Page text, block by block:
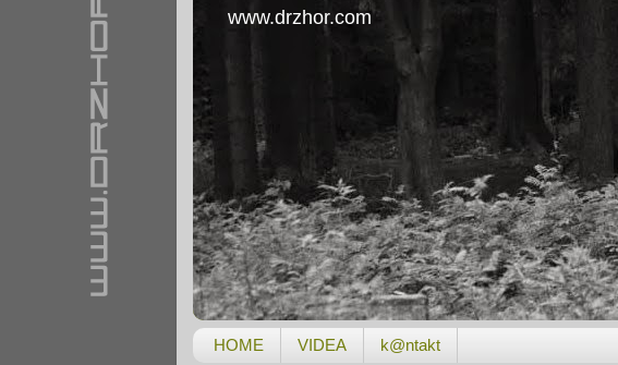
www.drzhor.com
HOME VIDEA k@ntakt